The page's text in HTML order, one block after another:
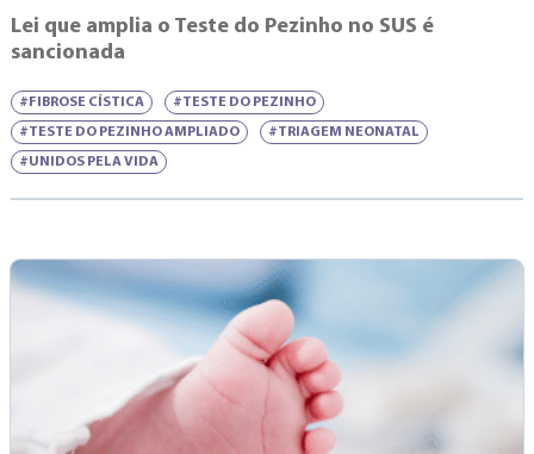
Lei que amplia o Teste do Pezinho no SUS é
sancionada
#FIBROSE CÍSTICA #TESTE DO PEZINHO
#TESTE DO PEZINHO AMPLIADO #TRIAGEM NEONATAL
#UNIDOS PELA VIDA